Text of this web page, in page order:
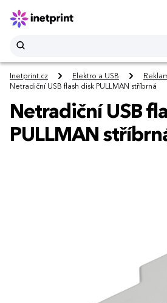
Inetprint.cz Elektro a USB
Netradiční USB flash disk PULLMAN stříbrná
Netradiční USB
PULLMAN